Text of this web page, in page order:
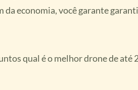
da economia, você garante
qual é o melhor drone de até